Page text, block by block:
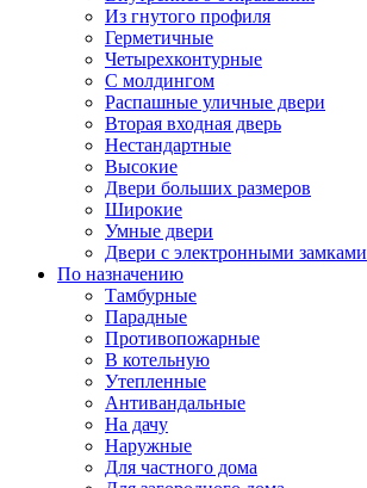
Из гнутого профиля
Герметичные
Четырехконтурные
С молдингом
Распашные уличные двери
Вторая входная дверь
Нестандартные
Высокие
Двери больших размеров
Широкие
Умные двери
Двери с электронными замками
По назначению
Тамбурные
Парадные
Противопожарные
В котельную
Утепленные
Антивандальные
На дачу
Наружные
Для частного дома